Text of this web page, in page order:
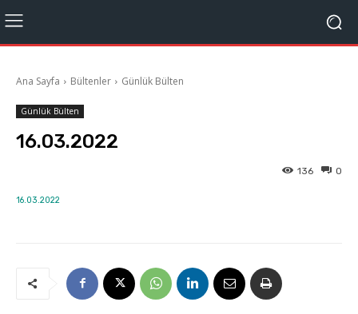
Ana Sayfa Bültenler Günlük Bülten
Günlük Bülten
16.03.2022
0
136
16.03.2022